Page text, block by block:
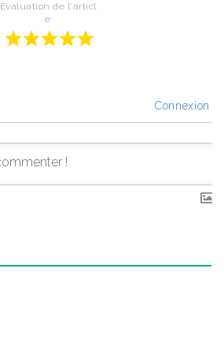
Évaluation de l'articl
e
Connexion